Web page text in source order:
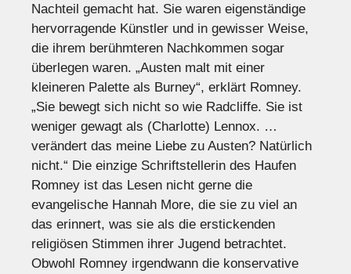
Nachteil gemacht hat. Sie waren eigenständige
hervorragende Künstler und in gewisser Weise,
die ihrem berühmteren Nachkommen sogar
überlegen waren. „Austen malt mit einer
kleineren Palette als Burney“, erklärt Romney.
„Sie bewegt sich nicht so wie Radcliffe. Sie ist
weniger gewagt als (Charlotte) Lennox. …
verändert das meine Liebe zu Austen? Natürlich
nicht.“ Die einzige Schriftstellerin des Haufen
Romney ist das Lesen nicht gerne die
evangelische Hannah More, die sie zu viel an
das erinnert, was sie als die erstickenden
religiösen Stimmen ihrer Jugend betrachtet.
Obwohl Romney irgendwann die konservative